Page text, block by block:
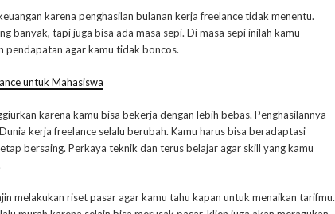
karena penghasilan bulanan kerja freelance tidak menentu.
banyak, tapi juga bisa ada masa sepi. Di masa sepi inilah kamu
agar kamu tidak boncos.
untuk Mahasiswa
karena kamu bisa bekerja dengan lebih bebas. Penghasilannya
kerja freelance selalu berubah. Kamu harus bisa beradaptasi
bersaing. Perkaya teknik dan terus belajar agar skill yang kamu
melakukan riset pasar agar kamu tahu kapan untuk menaikan tarifmu.